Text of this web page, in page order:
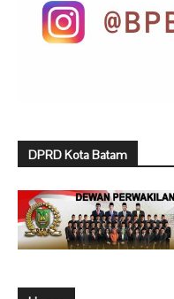
DPRD Kota Batam